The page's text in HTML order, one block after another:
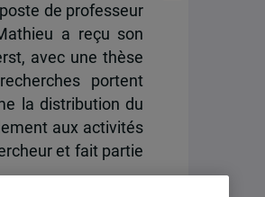
de professeur
a reçu son
avec une thèse
portent
la distribution du
aux activités
et fait partie